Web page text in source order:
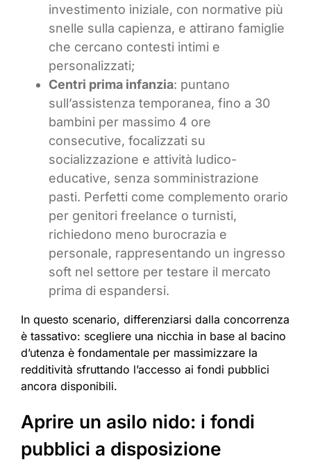
investimento iniziale, con normative più
snelle sulla capienza, e attirano famiglie
che cercano contesti intimi e
personalizzati;
Centri prima infanzia: puntano
sull’assistenza temporanea, fino a 30
bambini per massimo 4 ore
consecutive, focalizzati su
socializzazione e attività ludico-
educative, senza somministrazione
pasti. Perfetti come complemento orario
per genitori freelance o turnisti,
richiedono meno burocrazia e
personale, rappresentando un ingresso
soft nel settore per testare il mercato
prima di espandersi.
In questo scenario, differenziarsi dalla concorrenza
è tassativo: scegliere una nicchia in base al bacino
d’utenza è fondamentale per massimizzare la
redditività sfruttando l’accesso ai fondi pubblici
ancora disponibili.
Aprire un asilo nido: i fondi
pubblici a disposizione